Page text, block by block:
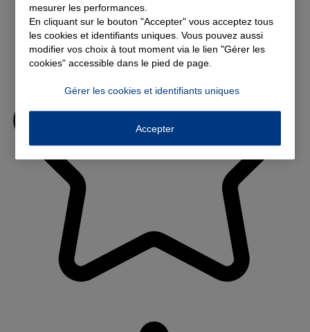
mesurer les performances.
En cliquant sur le bouton "Accepter" vous acceptez tous
les cookies et identifiants uniques. Vous pouvez aussi
modifier vos choix à tout moment via le lien "Gérer les
cookies" accessible dans le pied de page.
Gérer les cookies et identifiants uniques
Accepter